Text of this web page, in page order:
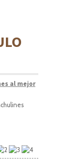
al mejor